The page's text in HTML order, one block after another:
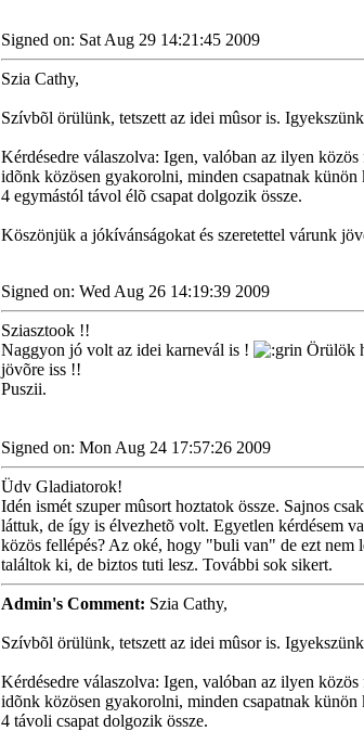
Signed on: Sat Aug 29 14:21:45 2009
Szia Cathy,
Szívbõl örülünk, tetszett az idei mûsor is.
Kérdésedre válaszolva: Igen, valóban az ilyen
idõnk közösen gyakorolni, minden csapatnak
4 egymástól távol élõ csapat dolgozik össze.
Köszönjük a jókívánságokat és szeretettel várunk
Signed on: Wed Aug 26 14:19:39 2009
Sziasztook !!
Naggyon jó volt az idei karnevál is !
Örülök
jövõre iss !!
Puszii.
Signed on: Mon Aug 24 17:57:26 2009
Üdv Gladiatorok!
Idén ismét szuper mûsort hoztatok össze. Sajnos
láttuk, de így is élvezhetõ volt. Egyetlen kérdésem
közös fellépés? Az oké, hogy "buli van" de ezt nem
találtok ki, de biztos tuti lesz. További sok sikert.
Admin's Comment: Szia Cathy,
Szívbõl örülünk, tetszett az idei mûsor is.
Kérdésedre válaszolva: Igen, valóban az ilyen
idõnk közösen gyakorolni, minden csapatnak
4 távoli csapat dolgozik össze.